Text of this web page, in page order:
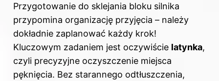
Przygotowanie do sklejania bloku silnika
przypomina organizację przyjęcia – należy
dokładnie zaplanować każdy krok!
Kluczowym zadaniem jest oczywiście latynka,
czyli precyzyjne oczyszczenie miejsca
pęknięcia. Bez starannego odtłuszczenia,